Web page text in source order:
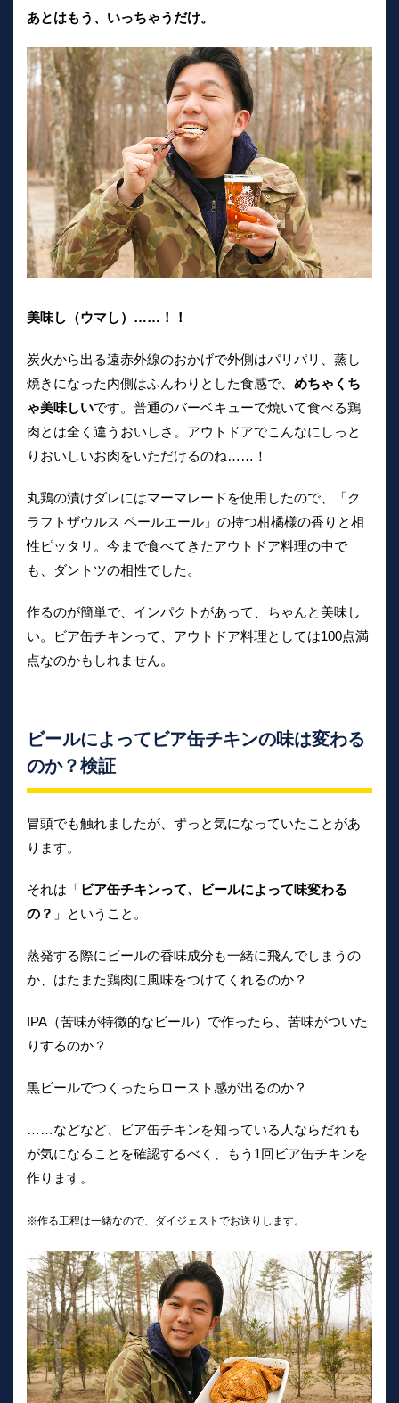
あとはもう、いっちゃうだけ。
美味し（ウマし）……！！
炭火から出る遠赤外線のおかげで外側はパリパリ、蒸し
焼きになった内側はふんわりとした食感で、 めちゃくち
ゃ美味しいです。普通のバーベキューで焼いて食べる鶏
肉とは全く違うおいしさ。アウトドアでこんなにしっと
りおいしいお肉をいただけるのね……！
丸鶏の漬けダレにはマーマレードを使用したので、「ク
ラフトザウルス ペールエール」の持つ柑橘様の香りと相
性ピッタリ。今まで食べてきたアウトドア料理の中で
も、ダントツの相性でした。
作るのが簡単で、インパクトがあって、ちゃんと美味し
い。ビア缶チキンって、アウトドア料理としては100点満
点なのかもしれません。
ビールによってビア缶チキンの味は変わる
のか？検証
冒頭でも触れましたが、ずっと気になっていたことがあ
ります。
それは「ビア缶チキンって、ビールによって味変わる
の？ 」ということ。
蒸発する際にビールの香味成分も一緒に飛んでしまうの
か、はたまた鶏肉に風味をつけてくれるのか？
IPA（苦味が特徴的なビール）で作ったら、苦味がついた
りするのか？
黒ビールでつくったらロースト感が出るのか？
……などなど、ビア缶チキンを知っている人ならだれも
が気になることを確認するべく、もう1回ビア缶チキンを
作ります。
※作る工程は一緒なので、ダイジェストでお送りします。